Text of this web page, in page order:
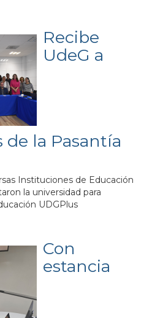
Recibe
UdeG a
la Pasantía
Instituciones de Educación
la universidad para
UDGPlus
Con
estancia